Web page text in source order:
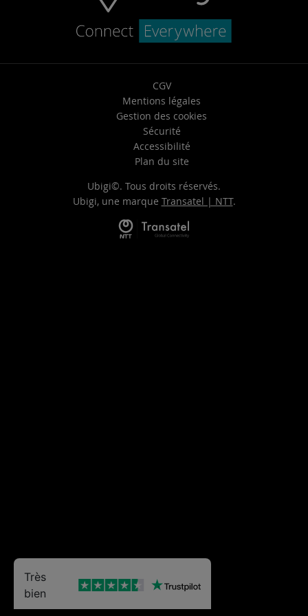
CGV
Mentions légales
Gestion des cookies
Sécurité
Accessibilité
Plan du site
Ubigi©. Tous droits réservés.
Ubigi, une marque Transatel | NTT.
Très
bien